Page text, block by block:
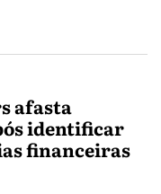
afasta
identificar
financeiras